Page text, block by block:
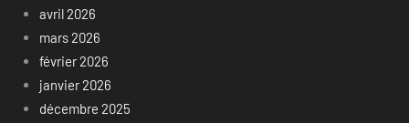
avril 2026
mars 2026
février 2026
janvier 2026
décembre 2025